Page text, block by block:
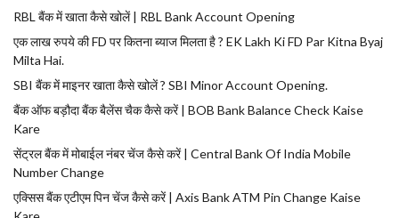
RBL बैंक में खाता कैसे खोलें | RBL Bank Account Opening
एक लाख रुपये की FD पर कितना ब्याज मिलता है ? EK Lakh Ki FD Par Kitna Byaj
Milta Hai.
SBI बैंक में माइनर खाता कैसे खोलें ? SBI Minor Account Opening.
बैंक ऑफ बड़ौदा बैंक बैलेंस चैक कैसे करें | BOB Bank Balance Check Kaise
Kare
सेंट्रल बैंक में मोबाईल नंबर चेंज कैसे करें | Central Bank Of India Mobile
Number Change
एक्सिस बैंक एटीएम पिन चेंज कैसे करें | Axis Bank ATM Pin Change Kaise